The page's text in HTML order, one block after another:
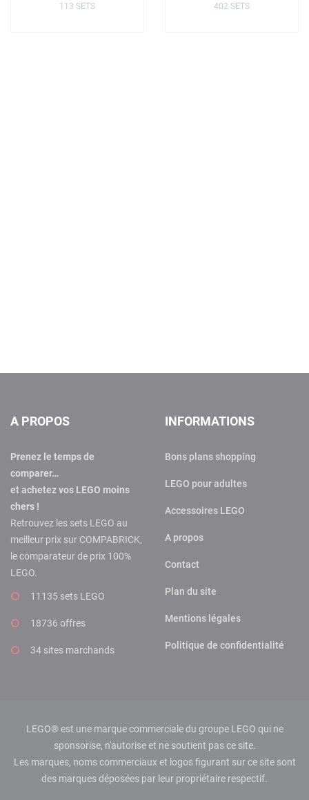
113 SETS 402 SETS
A PROPOS
Prenez le temps de
comparer…
et achetez vos LEGO moins
chers !
Retrouvez les sets LEGO au
meilleur prix sur COMPABRICK,
le comparateur de prix 100%
LEGO.
11135 sets LEGO
18736 offres
34 sites marchands
INFORMATIONS
Bons plans shopping
LEGO pour adultes
Accessoires LEGO
A propos
Contact
Plan du site
Mentions légales
Politique de confidentialité
LEGO® est une marque commerciale du groupe LEGO qui ne
sponsorise, n'autorise et ne soutient pas ce site.
Les marques, noms commerciaux et logos figurant sur ce site sont
des marques déposées par leur propriétaire respectif.